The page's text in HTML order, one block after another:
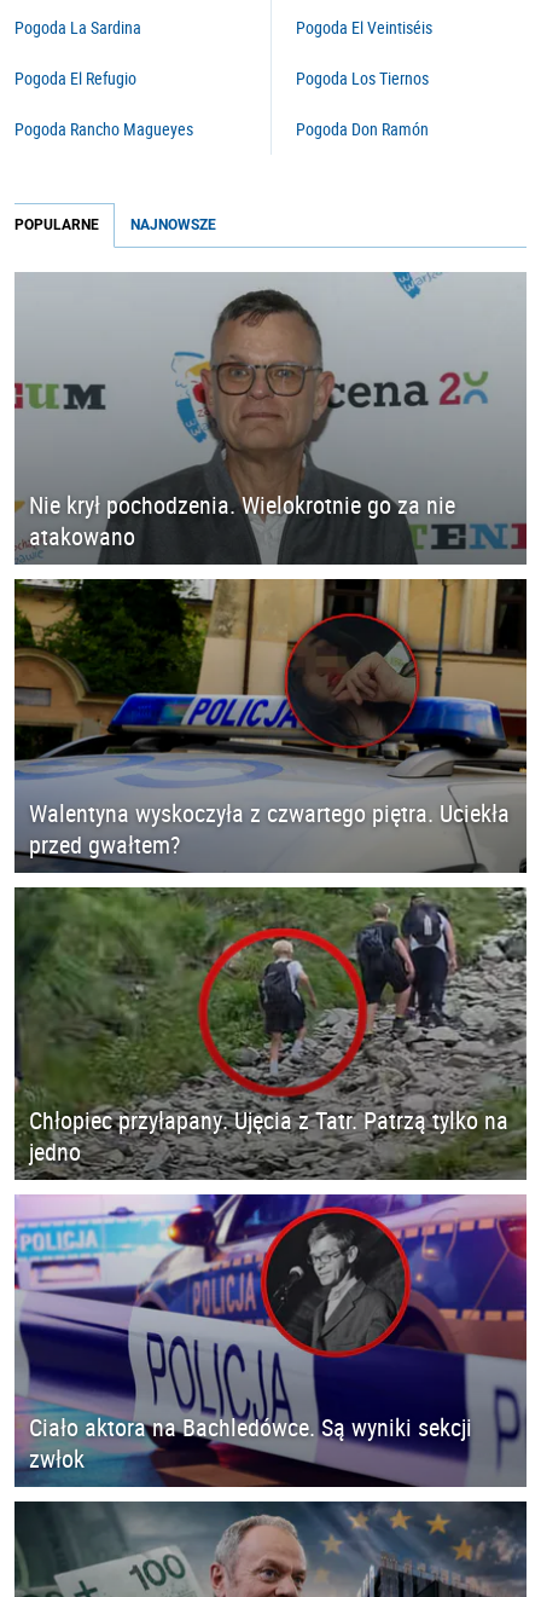
Pogoda La Sardina
Pogoda El Refugio
Pogoda Rancho Magueyes
Pogoda El Veintiséis
Pogoda Los Tiernos
Pogoda Don Ramón
POPULARNE NAJNOWSZE
Nie krył pochodzenia. Wielokrotnie go za nie
atakowano
Walentyna wyskoczyła z czwartego piętra. Uciekła
przed gwałtem?
Chłopiec przyłapany. Ujęcia z Tatr. Patrzą tylko na
jedno
Ciało aktora na Bachledówce. Są wyniki sekcji
zwłok